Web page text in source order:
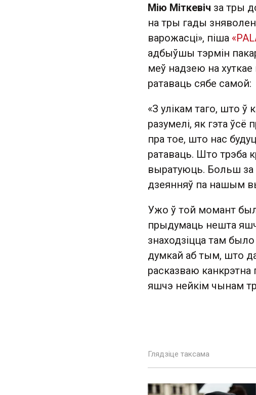
Мію Міткевіч за тры
на тры гады
варожасці», піша
адбыўшы тэрмін
меў надзею на
ратаваць сябе самой:
«З улікам таго, што ў
разумелі, як гэта ўсё
пра тое, што нас
ратаваць. Што трэба
выратуюць. Больш за
дзеянняў па нашым
Ужо ў той момант
прыдумаць нешта
знаходзіцца там
думкай аб тым, што
расказваю
яшчэ нейкім чынам
Глядзіце таксама